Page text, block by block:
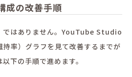
成の改善手順
ではありません。YouTube Studio
持率）グラフを見て改善するまでが
下の手順で進めます。